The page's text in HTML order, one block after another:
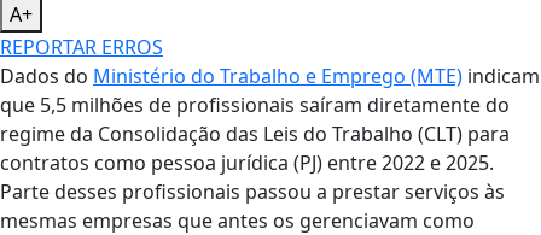
A+
REPORTAR ERROS
Dados do Ministério do Trabalho e Emprego (MTE) indicam
que 5,5 milhões de profissionais saíram diretamente do
regime da Consolidação das Leis do Trabalho (CLT) para
contratos como pessoa jurídica (PJ) entre 2022 e 2025.
Parte desses profissionais passou a prestar serviços às
mesmas empresas que antes os gerenciavam como